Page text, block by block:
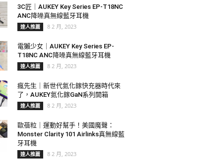
3C匠｜AUKEY Key Series EP-T18NC
ANC降噪真無線藍牙耳機
達人推薦 8 2 月, 2023
電獺少女｜AUKEY Key Series EP-
T18NC ANC降噪真無線藍牙耳機
達人推薦 8 2 月, 2023
瘋先生｜新世代氮化鎵快充器時代來
了，AUKEY氮化鎵GaN系列開箱
達人推薦 8 2 月, 2023
歐蓓粒｜運動好幫手！美國魔聲：
Monster Clarity 101 Airlinks真無線藍
牙耳機
達人推薦 8 2 月, 2023